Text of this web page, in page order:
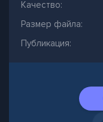
Качество:
Размер файла:
Публикация: